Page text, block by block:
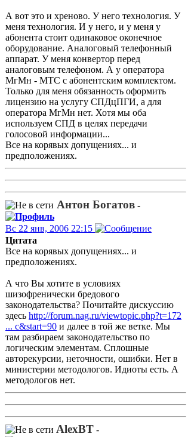
А вот это и хреново. У него технология. У
меня технология. И у него, и у меня у
абонента стоит одинаковое оконечное
оборудование. Аналоговый телефонный
аппарат. У меня конвертор перед
аналоговым телефоном. А у оператора
МгМн - МТС с абонентским комплектом.
Только для меня обязанность оформить
лицензию на услугу СПДцПГИ, а для
оператора МгМн нет. Хотя мы оба
используем СПД в целях передачи
голосовой информации...
Все на корявых допущениях... и
предположениях.
Антон Богатов -
Вс 22 янв, 2006 22:15
Цитата
Все на корявых допущениях... и
предположениях.
А что Вы хотите в условиях
шизофренически бредового
законодательства? Почитайте дискуссию
здесь http://forum.nag.ru/viewtopic.php?t=172
... c&start=90 и далее в той же ветке. Мы
там разбираем законодательство по
логическим элементам. Сплошные
авторекурсии, неточности, ошибки. Нет в
министерии методологов. Идиоты есть. А
методологов нет.
AlexBT -